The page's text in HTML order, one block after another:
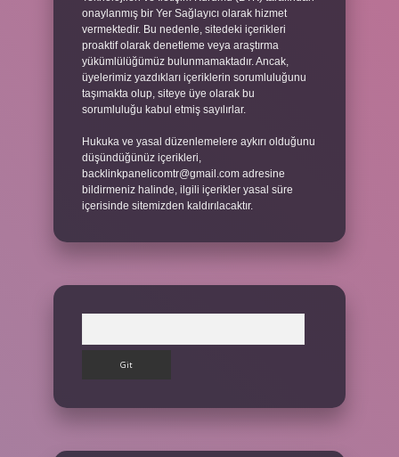
onaylanmış bir Yer Sağlayıcı olarak hizmet
vermektedir. Bu nedenle, sitedeki içerikleri
proaktif olarak denetleme veya araştırma
yükümlülüğümüz bulunmamaktadır. Ancak,
üyelerimiz yazdıkları içeriklerin sorumluluğunu
taşımakta olup, siteye üye olarak bu
sorumluluğu kabul etmiş sayılırlar.
Hukuka ve yasal düzenlemelere aykırı olduğunu
düşündüğünüz içerikleri,
backlinkpanelicomtr@gmail.com adresine
bildirmeniz halinde, ilgili içerikler yasal süre
içerisinde sitemizden kaldırılacaktır.